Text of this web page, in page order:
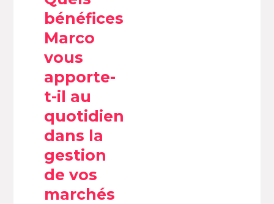
bénéfices
Marco
vous
apporte-
t-il au
quotidien
dans la
gestion
de vos
marchés